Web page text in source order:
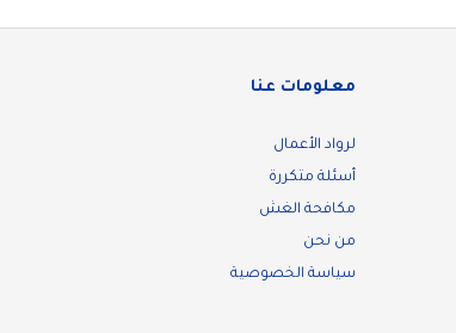
معلومات عنا
لرواد الأعمال
أسئلة متكررة
مكافحة الغش
من نحن
سياسة الخصوصية